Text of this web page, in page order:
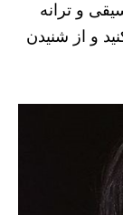
و ترانه
و از شنیدن